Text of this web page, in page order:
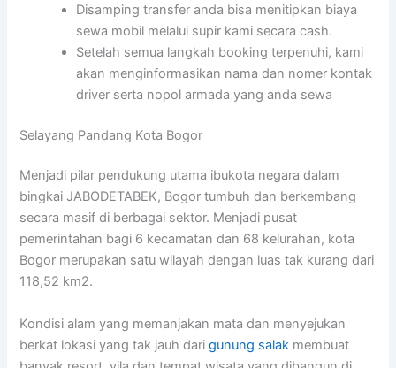
Disamping transfer anda bisa menitipkan biaya
sewa mobil melalui supir kami secara cash.
Setelah semua langkah booking terpenuhi, kami
akan menginformasikan nama dan nomer kontak
driver serta nopol armada yang anda sewa
Selayang Pandang Kota Bogor
Menjadi pilar pendukung utama ibukota negara dalam
bingkai JABODETABEK, Bogor tumbuh dan berkembang
secara masif di berbagai sektor. Menjadi pusat
pemerintahan bagi 6 kecamatan dan 68 kelurahan, kota
Bogor merupakan satu wilayah dengan luas tak kurang dari
118,52 km2.
Kondisi alam yang memanjakan mata dan menyejukan
berkat lokasi yang tak jauh darigunung salak membuat